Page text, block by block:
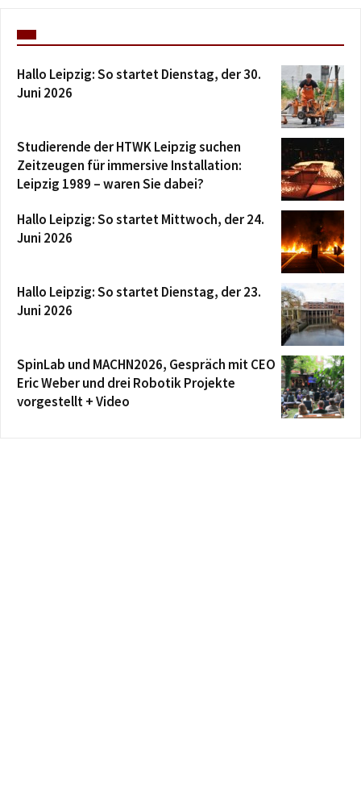
Hallo Leipzig: So startet Dienstag, der 30.
Juni 2026
Studierende der HTWK Leipzig suchen
Zeitzeugen für immersive Installation:
Leipzig 1989 – waren Sie dabei?
Hallo Leipzig: So startet Mittwoch, der 24.
Juni 2026
Hallo Leipzig: So startet Dienstag, der 23.
Juni 2026
SpinLab und MACHN2026, Gespräch mit CEO
Eric Weber und drei Robotik Projekte
vorgestellt + Video